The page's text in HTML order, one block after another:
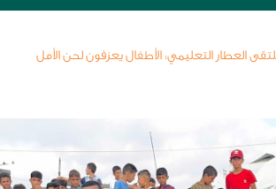
العطار التعليمي: الأطفال يعزفون لحن الأمل